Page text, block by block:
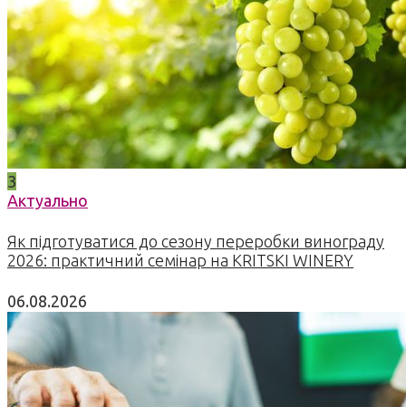
3
Актуально
Як підготуватися до сезону переробки винограду
2026: практичний семінар на KRITSKI WINERY
06.08.2026